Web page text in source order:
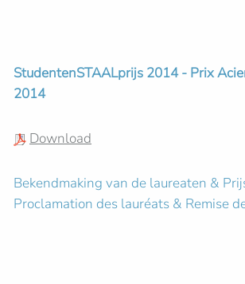
StudentenSTAALprijs 2014 - Prix
2014
Download
Bekendmaking van de laureaten &
Proclamation des lauréats & Remise